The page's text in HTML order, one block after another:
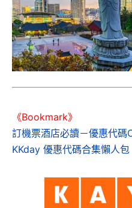
《Bookmark》
訂機票酒店必讀－優惠代
KKday 優惠代碼合集懶人包